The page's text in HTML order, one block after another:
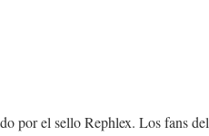
por el sello Rephlex. Los fans del